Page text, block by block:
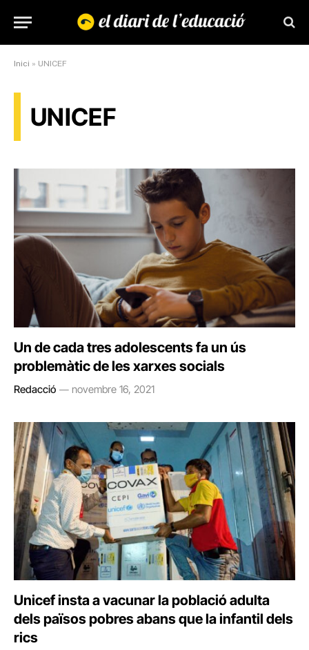
Inici » UNICEF
UNICEF
Un de cada tres adolescents fa un ús
problemàtic de les xarxes socials
Redacció novembre 16, 2021
Unicef insta a vacunar la població adulta
dels països pobres abans que la infantil dels
rics